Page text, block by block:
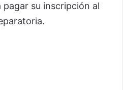
su inscripción al